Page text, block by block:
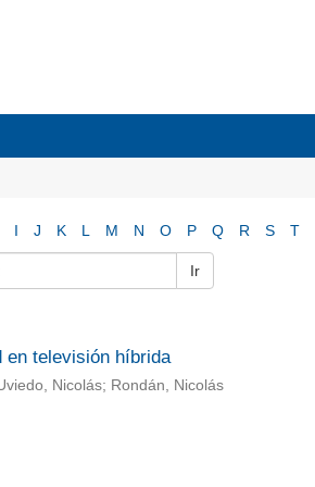
I J K L M N O P Q R S T
Ir
en televisión híbrida
Nicolás; Rondán, Nicolás